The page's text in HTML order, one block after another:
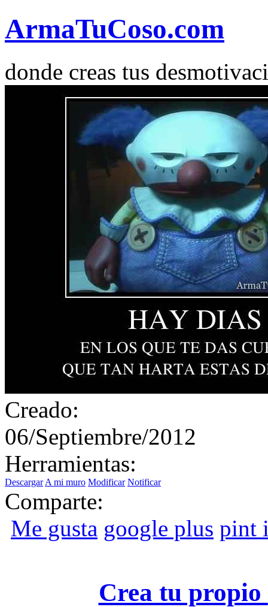
ArmaTuCoso.com
donde creas tus
Creado:
06/Septiembre/2012
Herramientas:
Descargar A mi muro Modificar Notificar
Comparte:
Me gusta google plus pint
Crea tu propio